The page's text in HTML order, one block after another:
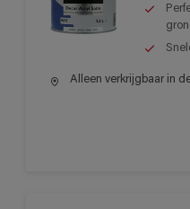
Alleen verkrijgbaar in